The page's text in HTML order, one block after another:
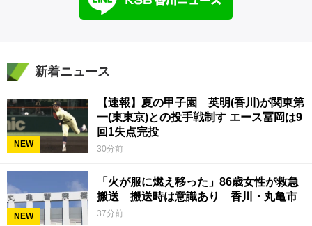
新着ニュース
NEW
【速報】夏の甲子園 英明(香川)が関東第
一(東東京)との投手戦制す エース冨岡は9
回1失点完投
30分前
NEW
「火が服に燃え移った」86歳女性が救急
搬送 搬送時は意識あり 香川・丸亀市
37分前